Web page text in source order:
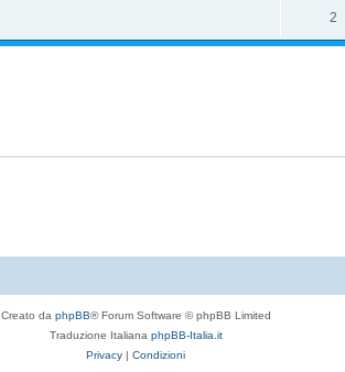
2
Creato da phpBB® Forum Software © phpBB Limited
Traduzione Italiana phpBB-Italia.it
Privacy | Condizioni